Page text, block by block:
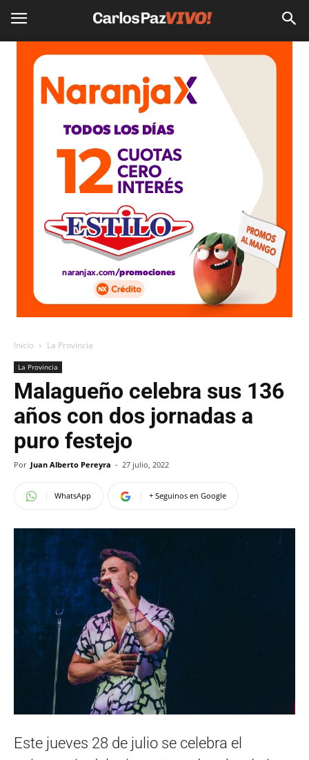
Inicio La Provincia
La Provincia
Malagueño celebra sus 136
años con dos jornadas a
puro festejo
Por Juan Alberto Pereyra - 27 julio, 2022
WhatsApp + Seguinos en Google
Este jueves 28 de julio se celebra el